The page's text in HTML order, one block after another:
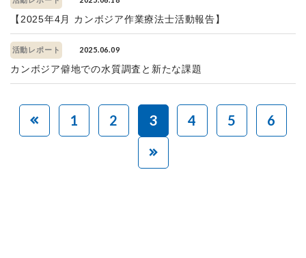
【2025年4月 カンボジア作業療法士活動報告】
活動レポート 2025.06.09
カンボジア僻地での水質調査と新たな課題
1 2 3 4 5 6